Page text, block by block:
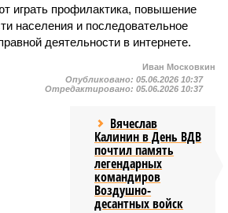
играть профилактика, повышение
населения и последовательное
деятельности в интернете.
Иван Московкин
Опубликовано: 05.06.2026 10:37
Отредактировано: 05.06.2026 10:37
Вячеслав
Калинин в День ВДВ
почтил память
легендарных
командиров
Воздушно-
десантных войск